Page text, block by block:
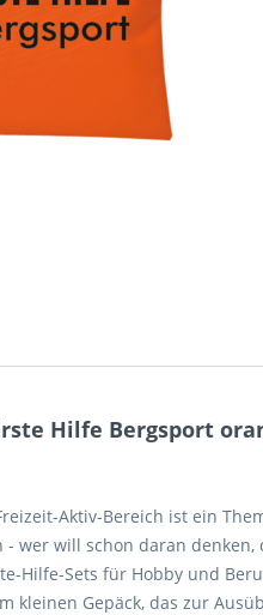
Hilfe Bergsport
Aktiv-Bereich ist ein
wer will schon daran
Hilfe-Sets für Hobby und
kleinen Gepäck, das zur